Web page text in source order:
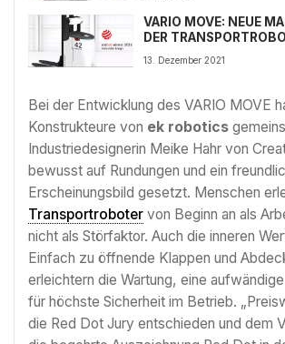
VARIO MOVE: NEUE
DER
13. Dezember 2021
Bei der Entwicklung des VARIO MOVE
Konstrukteure von ek robotics
Industriedesignerin Meike Hahr von
bewusst auf Rundungen und ein
Erscheinungsbild gesetzt. Menschen
Transportroboter von Beginn an als
nicht als Störfaktor. Auch die inneren
Einfach zu öffnende Klappen und
erleichtern die Wartung, eine
für höchste Sicherheit im Betrieb.
die Red Dot Jury entschieden und dem